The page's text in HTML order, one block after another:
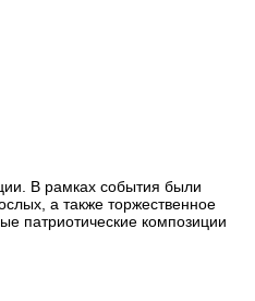
В рамках события были
а также торжественное
патриотические композиции